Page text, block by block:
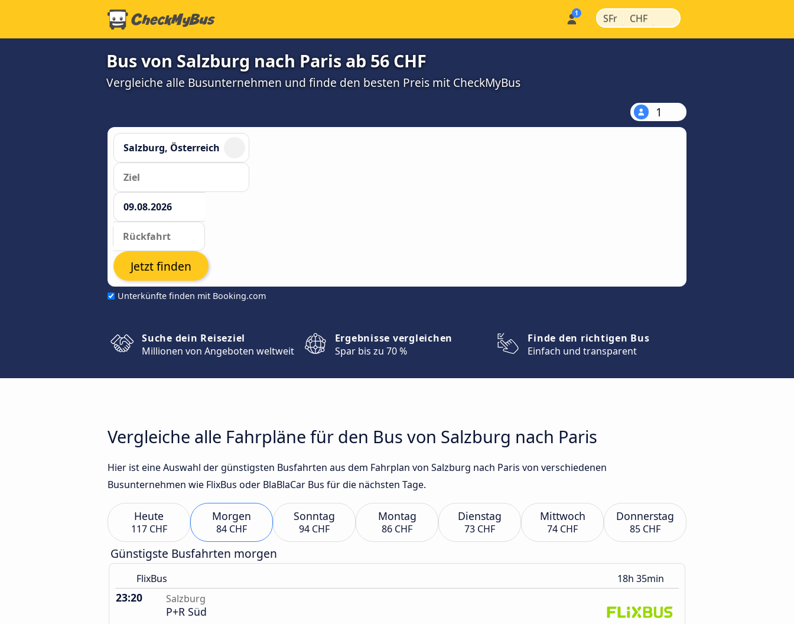
SFr | CHF |
Bus von Salzburg nach Paris ab 56 CHF
Vergleiche alle Busunternehmen und finde den besten Preis mit CheckMyBus
1
Unterkünfte finden mit Booking.com
Jetzt finden
Suche dein Reiseziel
Millionen von Angeboten weltweit
Ergebnisse vergleichen
Spar bis zu 70 %
Finde den richtigen Bus
Einfach und transparent
Vergleiche alle Fahrpläne für den Bus von Salzburg nach Paris
Hier ist eine Auswahl der günstigsten Busfahrten aus dem Fahrplan von Salzburg nach Paris von verschiedenen
Busunternehmen wie FlixBus oder BlaBlaCar Bus für die nächsten Tage.
Heute
117 CHF
Morgen
84 CHF
Sonntag
94 CHF
Montag
86 CHF
Dienstag
73 CHF
Mittwoch
74 CHF
Donnerstag
85 CHF
Günstigste Busfahrten morgen
FlixBus 18h 35min
23:20 Salzburg
P+R Süd